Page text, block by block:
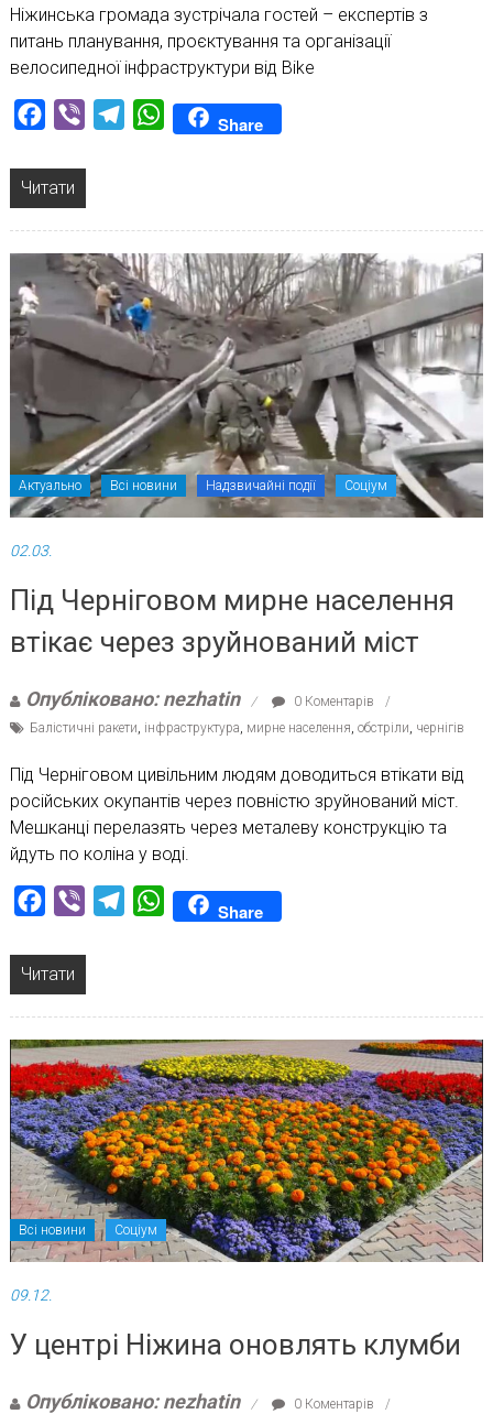
Ніжинська громада зустрічала гостей – експертів з
питань планування, проєктування та організації
велосипедної інфраструктури від Bike
Facebook
Viber TelegramWhatsAppShare
Читати
Актуально Всі новини Надзвичайні події Соціум
02.03.
Під Черніговом мирне населення
втікає через зруйнований міст
Опубліковано: nezhatin
0 Коментарів
Балістичні ракети, інфраструктура, мирне населення, обстріли, чернігів
Під Черніговом цивільним людям доводиться втікати від
російських окупантів через повністю зруйнований міст.
Мешканці перелазять через металеву конструкцію та
йдуть по коліна у воді.
Facebook
Viber TelegramWhatsAppShare
Читати
Всі новини Соціум
09.12.
У центрі Ніжина оновлять клумби
Опубліковано: nezhatin
0 Коментарів